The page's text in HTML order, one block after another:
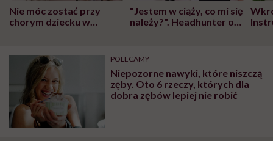
Nie móc zostać przy
chorym dziecku w
może chyba tylko
głupota i brak
wyobraźni"
"Jestem w ciąży, co mi się
należy?". Headhunter o
pracy
POLECAMY
Niepozorne nawyki, które niszczą
zęby. Oto 6 rzeczy, których dla
dobra zębów lepiej nie robić